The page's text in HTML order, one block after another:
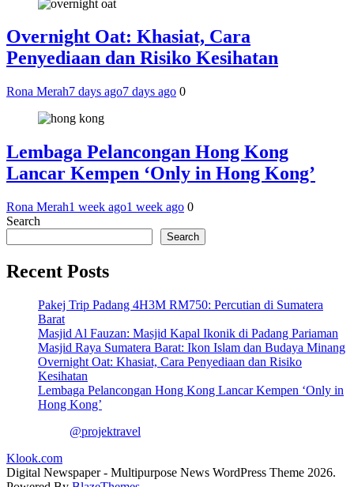
Overnight Oat: Khasiat, Cara
Penyediaan dan Risiko Kesihatan
Rona Merah7 days ago7 days ago 0
Lembaga Pelancongan Hong Kong
Lancar Kempen ‘Only in Hong Kong’
Rona Merah1 week ago1 week ago 0
Search
Search
Recent Posts
Pakej Trip Padang 4H3M RM750: Percutian di Sumatera
Barat
Masjid Al Fauzan: Masjid Kapal Ikonik di Padang Pariaman
Masjid Raya Sumatera Barat: Ikon Islam dan Budaya Minang
Overnight Oat: Khasiat, Cara Penyediaan dan Risiko
Kesihatan
Lembaga Pelancongan Hong Kong Lancar Kempen ‘Only in
Hong Kong’
@projektravel
Klook.com
Digital Newspaper - Multipurpose News WordPress Theme 2026.